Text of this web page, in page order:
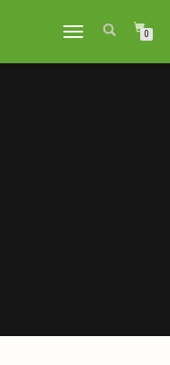
DÉPLIER
NAVIGATION
0